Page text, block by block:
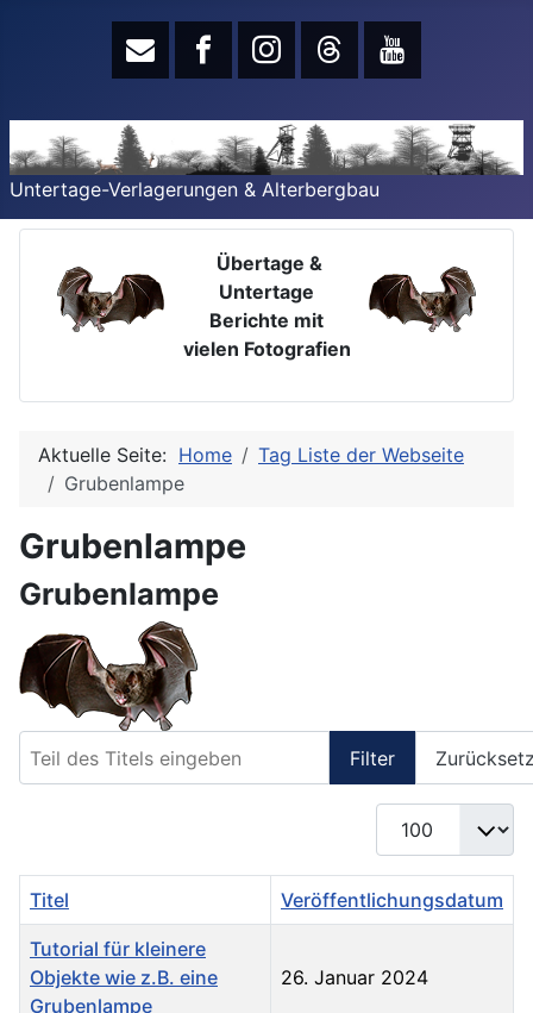
Untertage-Verlagerungen & Alterbergbau
Übertage &
Untertage
Berichte mit
vielen Fotografien
Aktuelle Seite: Home
Tag Liste der Webseite
Grubenlampe
Grubenlampe
Grubenlampe
Filter
Anzeige #
Titel Veröffentlichungsdatum
Tutorial für kleinere
Objekte wie z.B. eine
Grubenlampe
26. Januar 2024